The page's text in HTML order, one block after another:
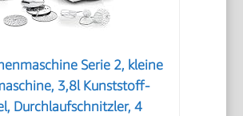
Serie 2, kleine
3,8l Kunststoff-
Durchlaufschnitzler, 4